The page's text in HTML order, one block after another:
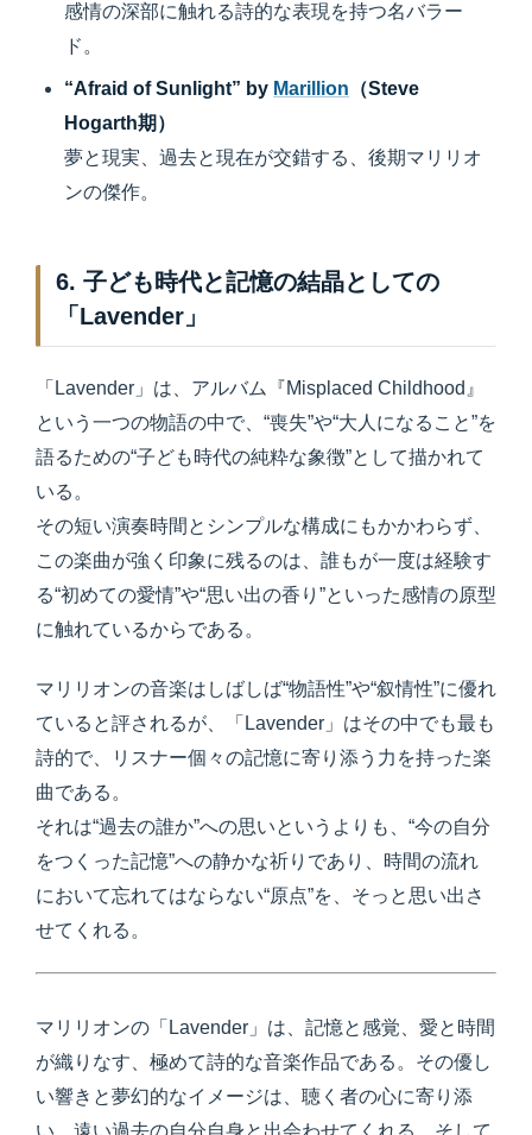
感情の深部に触れる詩的な表現を持つ名バラー
ド。
“Afraid of Sunlight” by Marillion （Steve
Hogarth期）
夢と現実、過去と現在が交錯する、後期マリリオ
ンの傑作。
6. 子ども時代と記憶の結晶としての
「Lavender」
「Lavender」は、アルバム『Misplaced Childhood』
という一つの物語の中で、“喪失”や“大人になること”を
語るための“子ども時代の純粋な象徴”として描かれて
いる。
その短い演奏時間とシンプルな構成にもかかわらず、
この楽曲が強く印象に残るのは、誰もが一度は経験す
る“初めての愛情”や“思い出の香り”といった感情の原型
に触れているからである。
マリリオンの音楽はしばしば“物語性”や“叙情性”に優れ
ていると評されるが、「Lavender」はその中でも最も
詩的で、リスナー個々の記憶に寄り添う力を持った楽
曲である。
それは“過去の誰か”への思いというよりも、“今の自分
をつくった記憶”への静かな祈りであり、時間の流れ
において忘れてはならない“原点”を、そっと思い出さ
せてくれる。
マリリオンの「Lavender」は、記憶と感覚、愛と時間
が織りなす、極めて詩的な音楽作品である。その優し
い響きと夢幻的なイメージは、聴く者の心に寄り添